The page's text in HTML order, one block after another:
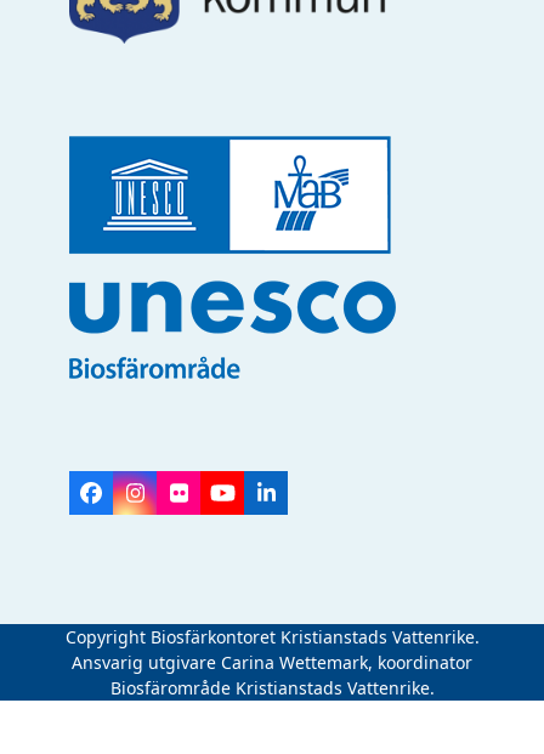
Facebook
Instagram
FlickrYouTubeLinkedIn
Copyright Biosfärkontoret Kristianstads Vattenrike.
Ansvarig utgivare Carina Wettemark, koordinator
Biosfärområde Kristianstads Vattenrike.